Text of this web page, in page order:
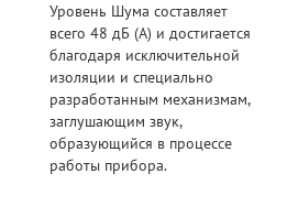
Уровень Шума составляет
всего 48 дБ (А) и достигается
благодаря исключительной
изоляции и специально
разработанным механизмам,
заглушающим звук,
образующийся в процессе
работы прибора.